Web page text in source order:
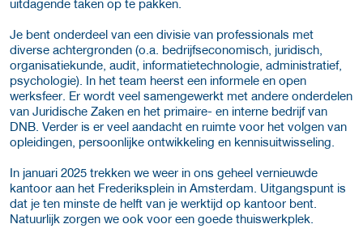
uitdagende taken op te pakken.
Je bent onderdeel van een divisie van professionals met
diverse achtergronden (o.a. bedrijfseconomisch, juridisch,
organisatiekunde, audit, informatietechnologie, administratief,
psychologie). In het team heerst een informele en open
werksfeer. Er wordt veel samengewerkt met andere onderdelen
van Juridische Zaken en het primaire- en interne bedrijf van
DNB. Verder is er veel aandacht en ruimte voor het volgen van
opleidingen, persoonlijke ontwikkeling en kennisuitwisseling.
In januari 2025 trekken we weer in ons geheel vernieuwde
kantoor aan het Frederiksplein in Amsterdam. Uitgangspunt is
dat je ten minste de helft van je werktijd op kantoor bent.
Natuurlijk zorgen we ook voor een goede thuiswerkplek.